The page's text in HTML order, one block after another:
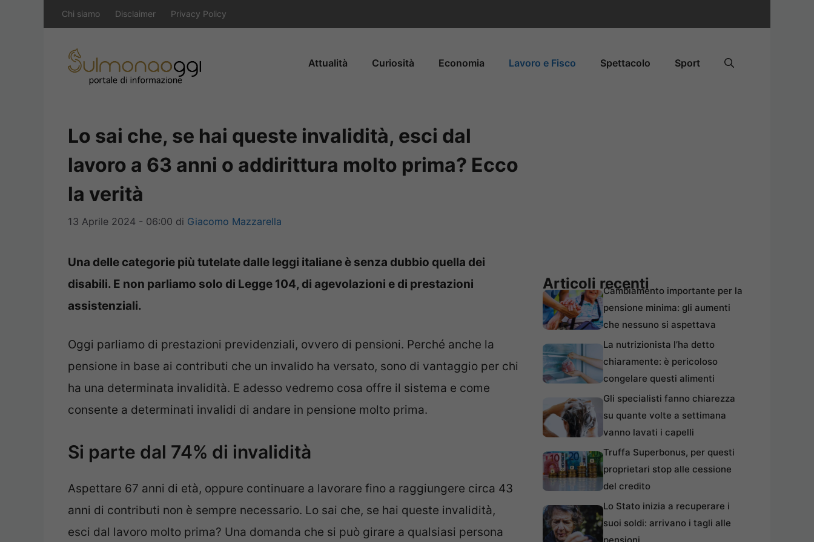
Chi siamo Disclaimer Privacy Policy
Attualità Curiosità Economia Lavoro e Fisco Spettacolo Sport
Lo sai che, se hai queste invalidità, esci dal
lavoro a 63 anni o addirittura molto prima? Ecco
la verità
13 Aprile 2024 - 06:00 di Giacomo Mazzarella
Una delle categorie più tutelate dalle leggi italiane è senza dubbio quella dei
disabili. E non parliamo solo di Legge 104, di agevolazioni e di prestazioni
assistenziali.
Oggi parliamo di prestazioni previdenziali, ovvero di pensioni. Perché anche la
pensione in base ai contributi che un invalido ha versato, sono di vantaggio per chi
ha una determinata invalidità. E adesso vedremo cosa offre il sistema e come
consente a determinati invalidi di andare in pensione molto prima.
Si parte dal 74% di invalidità
Aspettare 67 anni di età, oppure continuare a lavorare fino a raggiungere circa 43
anni di contributi non è sempre necessario. Lo sai che, se hai queste invalidità,
esci dal lavoro molto prima? Una domanda che si può girare a qualsiasi persona
Articoli recentiCambiamento importante per la
pensione minima: gli aumenti
che nessuno si aspettava
La nutrizionista l’ha detto
chiaramente: è pericoloso
congelare questi alimenti
Gli specialisti fanno chiarezza
su quante volte a settimana
vanno lavati i capelli
Truffa Superbonus, per questi
proprietari stop alle cessione
del credito
Lo Stato inizia a recuperare i
suoi soldi: arrivano i tagli alle